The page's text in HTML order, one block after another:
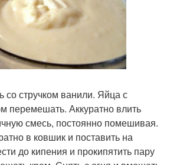
со стручком ванили. Яйца с
перемешать. Аккуратно влить
смесь, постоянно помешивая.
в ковшик и поставить на
до кипения и прокипятить пару